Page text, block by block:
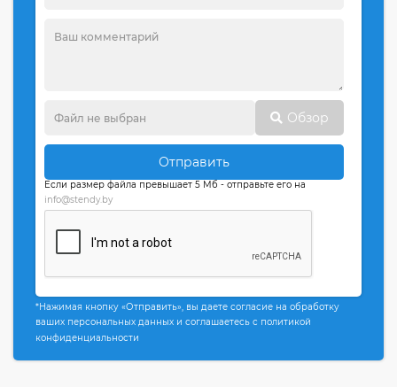
Обзор
Отправить
Если размер файла превышает 5 Мб - отправьте его на
info@stendy.by
*Нажимая кнопку «Отправить», вы даете согласие на обработку
ваших персональных данных и соглашаетесь с политикой
конфиденциальности